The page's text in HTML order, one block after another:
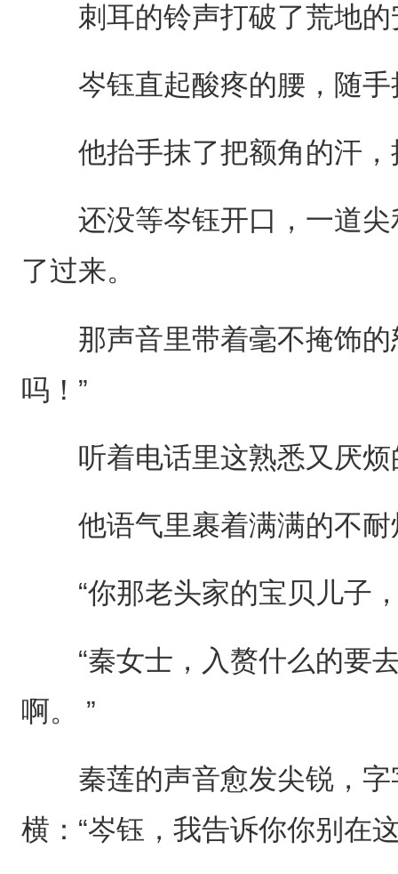
刺耳的铃声打破了荒地的
岑钰直起酸疼的腰，随手
他抬手抹了把额角的汗，
还没等岑钰开口，一道尖
了过来。
那声音里带着毫不掩饰的
吗！”
听着电话里这熟悉又厌烦
他语气里裹着满满的不耐
“你那老头家的宝贝儿子，
“秦女士，入赘什么的要去
啊。 ”
秦莲的声音愈发尖锐，字
横：“岑钰，我告诉你你别在